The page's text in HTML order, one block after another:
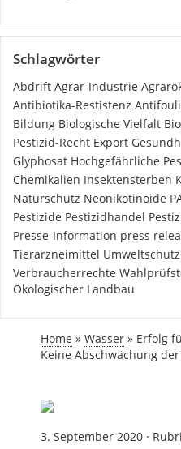
Schlagwörter
Abdrift Agrar-Industrie
Antibiotika-Restistenz
Bildung Biologische Vielfalt
Pestizid-Recht Export
Glyphosat Hochgefährliche
Chemikalien Insektensterben
Naturschutz Neonikotinoide
Pestizide Pestizidhandel
Presse-Information press
Tierarzneimittel Umweltschutz
Verbraucherrechte
Ökologischer Landbau
Home » Wasser » Erfolg
Keine Abschwächung
3. September 2020 ·